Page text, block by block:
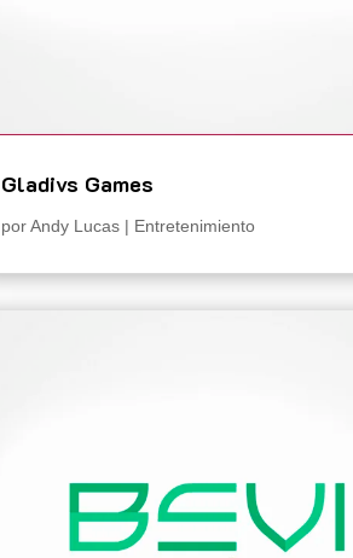
Gladivs Games
porAndy Lucas | Entretenimiento